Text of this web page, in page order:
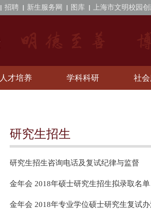
招聘 新生服务网 图库 上海市文明校园创
人才培养 学科科研 社
研究生招生
研究生招生咨询电话及复试纪律与监督
金年会 2018年硕士研究生招生拟录取名
金年会 2018年专业学位硕士研究生复试